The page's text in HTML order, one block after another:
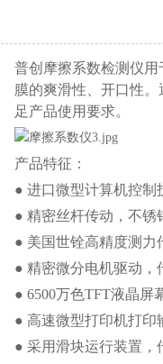
普创摩擦系数检测仪
膜的爽滑性、开口性
足产品使用要求。
产品特征：
● 进口微型计算机控
● 精密丝杆传动，不
● 美国世铨高精度测力
● 精密微分电机驱动，
● 6500万色TFT液晶
● 高速微型打印机打
● 采用滑块运行装置